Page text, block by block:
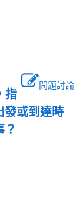
問題討論
指
發或到達時
？